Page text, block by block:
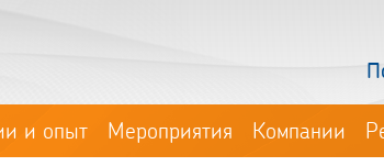
и опыт Мероприятия Компании